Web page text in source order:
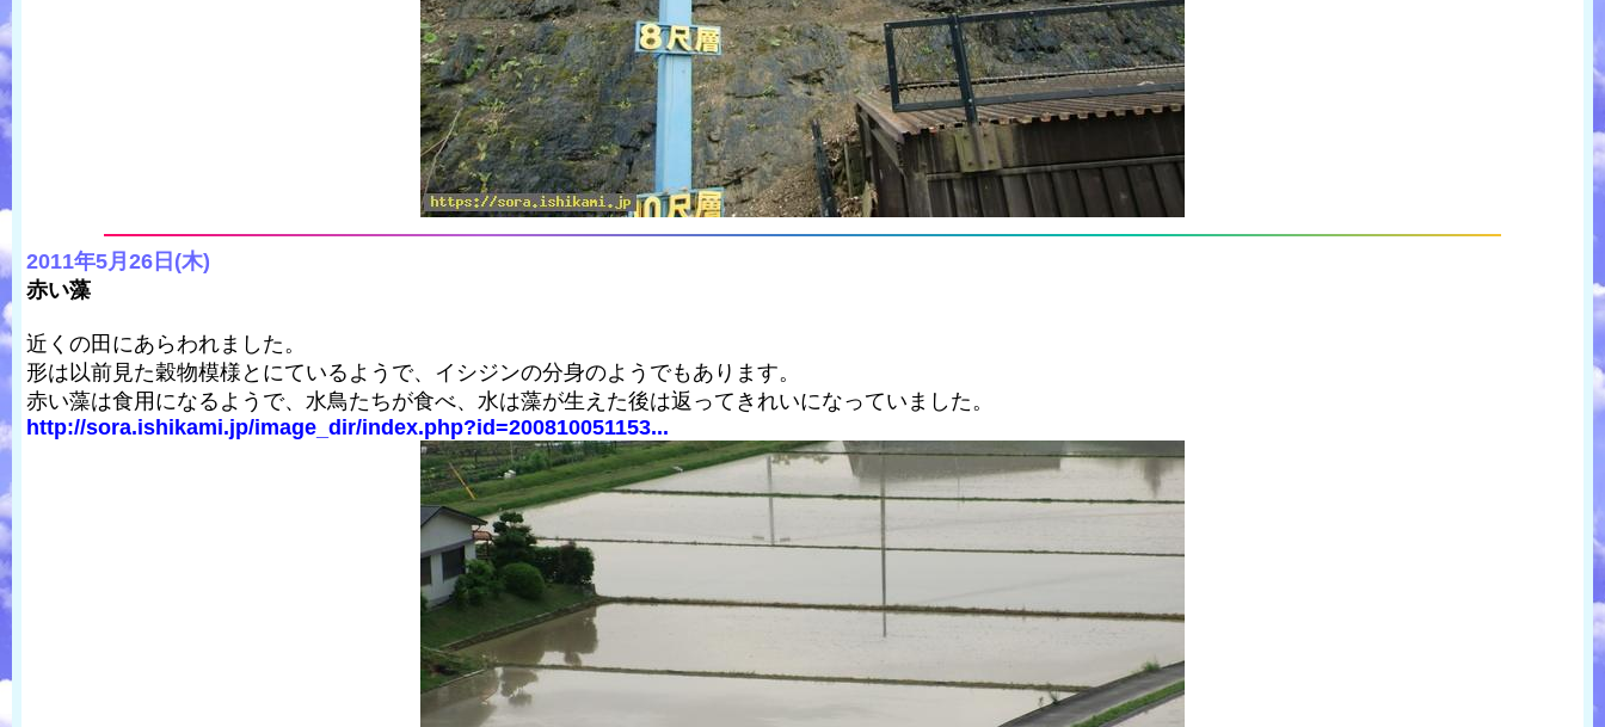
2011年5月26日(木)
赤い藻
近くの田にあらわれました。
形は以前見た穀物模様とにているようで、イシジンの分身のようでもあります。
赤い藻は食用になるようで、水鳥たちが食べ、水は藻が生えた後は返ってきれいになっていました。
http://sora.ishikami.jp/image_dir/index.php?id=200810051153...